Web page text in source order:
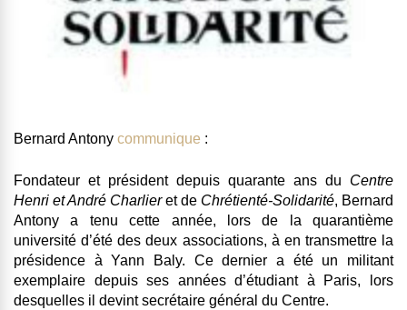
Bernard Antony communique :
Fondateur et président depuis quarante ans du Centre
Henri et André Charlieret de Chrétienté-Solidarité, Bernard
Antony a tenu cette année, lors de la quarantième
université d’été des deux associations, à en transmettre la
présidence à Yann Baly. Ce dernier a été un militant
exemplaire depuis ses années d’étudiant à Paris, lors
desquelles il devint secrétaire général du Centre.